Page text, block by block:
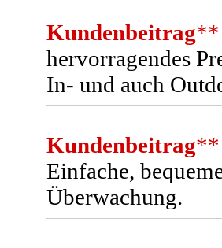
Kundenbeitrag**
hervorragendes
In- und auch
Kundenbeitrag**
Einfache,
Überwachung.